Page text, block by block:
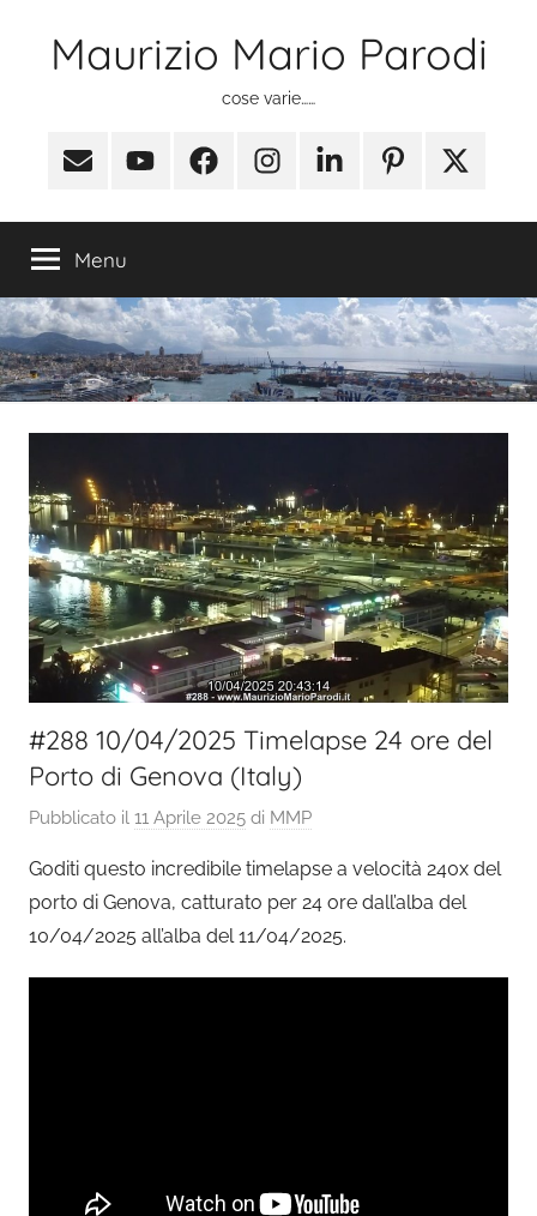
Maurizio Mario Parodi
cose varie……
Email YoutubeFacebookInstagramLinkedinPinterest
X
Twitter)
Menu
#288 10/04/2025 Timelapse 24 ore del
Porto di Genova (Italy)
Pubblicato il 11 Aprile 2025 di MMP
Goditi questo incredibile timelapse a velocità 240x del
porto di Genova, catturato per 24 ore dall’alba del
10/04/2025 all’alba del 11/04/2025.